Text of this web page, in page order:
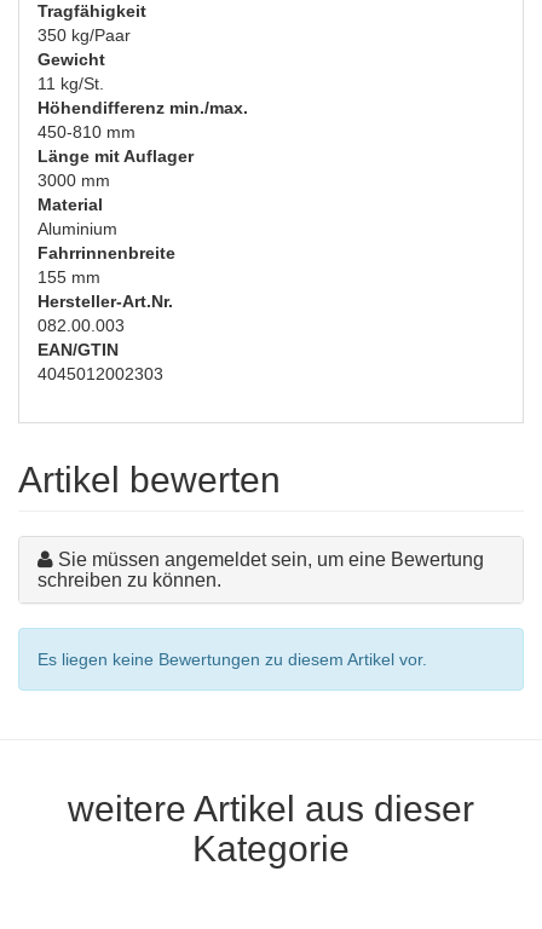
Tragfähigkeit
350 kg/Paar
Gewicht
11 kg/St.
Höhendifferenz min./max.
450-810 mm
Länge mit Auflager
3000 mm
Material
Aluminium
Fahrrinnenbreite
155 mm
Hersteller-Art.Nr.
082.00.003
EAN/GTIN
4045012002303
Artikel bewerten
Sie müssen angemeldet sein, um eine Bewertung
schreiben zu können.
Es liegen keine Bewertungen zu diesem Artikel vor.
weitere Artikel aus dieser
Kategorie